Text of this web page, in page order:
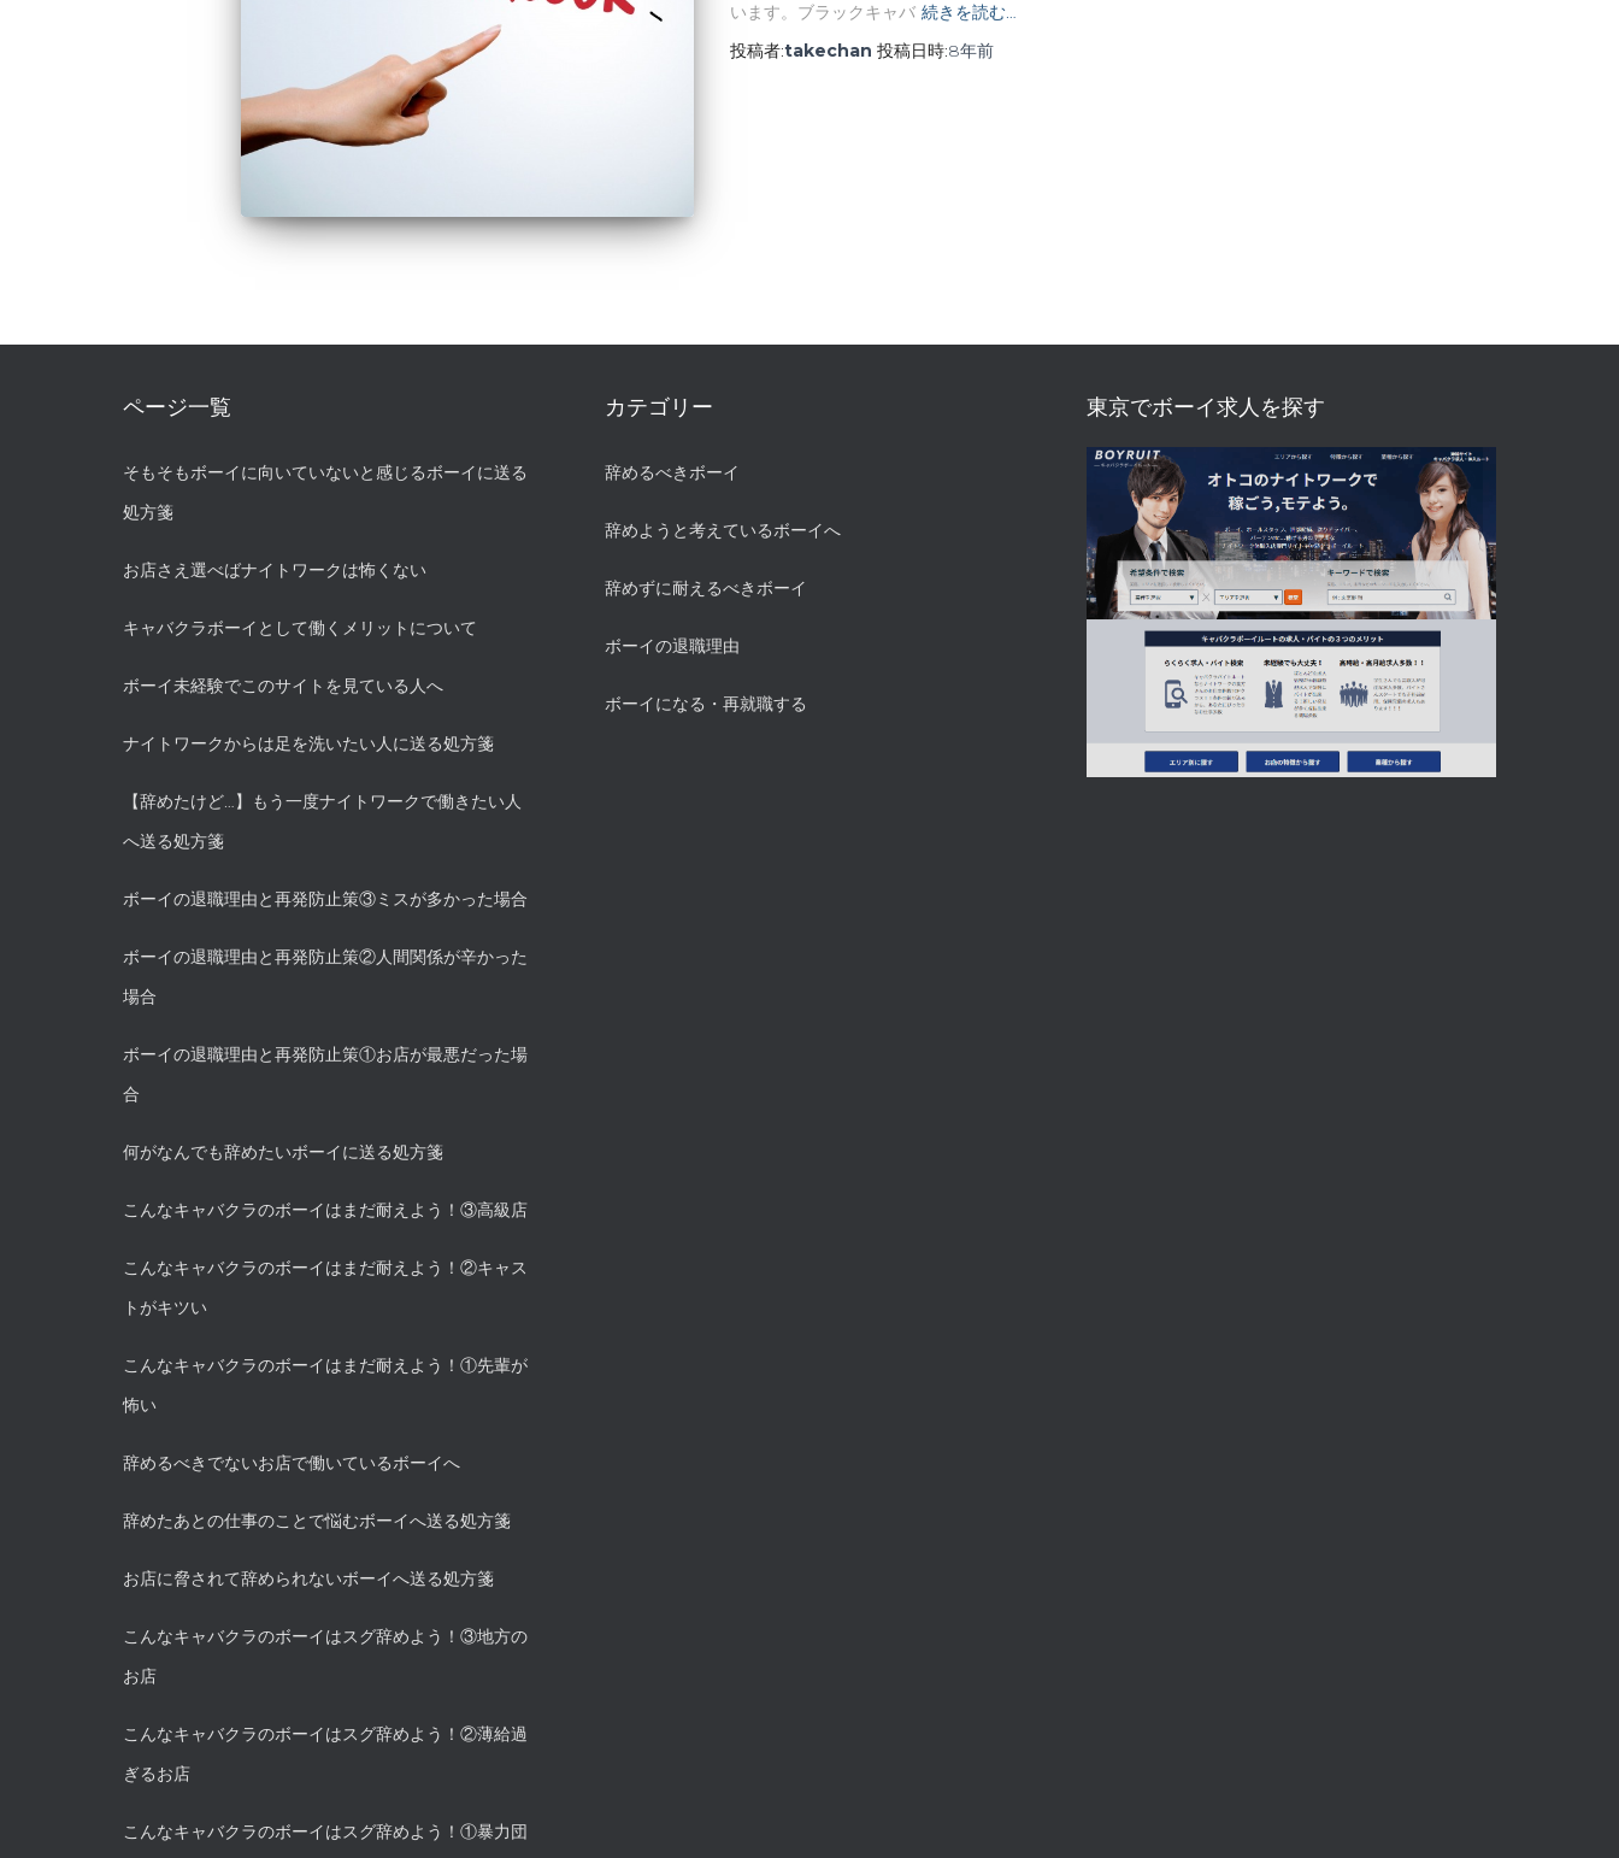
います。ブラックキャバ 続きを読む…
投稿者:takechan 投稿日時:8年前
ページ一覧
そもそもボーイに向いていないと感じるボーイに送る
処方箋
お店さえ選べばナイトワークは怖くない
キャバクラボーイとして働くメリットについて
ボーイ未経験でこのサイトを見ている人へ
ナイトワークからは足を洗いたい人に送る処方箋
【辞めたけど…】もう一度ナイトワークで働きたい人
へ送る処方箋
ボーイの退職理由と再発防止策③ミスが多かった場合
ボーイの退職理由と再発防止策②人間関係が辛かった
場合
ボーイの退職理由と再発防止策①お店が最悪だった場
合
何がなんでも辞めたいボーイに送る処方箋
こんなキャバクラのボーイはまだ耐えよう！③高級店
こんなキャバクラのボーイはまだ耐えよう！②キャス
トがキツい
こんなキャバクラのボーイはまだ耐えよう！①先輩が
怖い
辞めるべきでないお店で働いているボーイへ
辞めたあとの仕事のことで悩むボーイへ送る処方箋
お店に脅されて辞められないボーイへ送る処方箋
こんなキャバクラのボーイはスグ辞めよう！③地方の
お店
こんなキャバクラのボーイはスグ辞めよう！②薄給過
ぎるお店
こんなキャバクラのボーイはスグ辞めよう！①暴力団
カテゴリー
辞めるべきボーイ
辞めようと考えているボーイへ
辞めずに耐えるべきボーイ
ボーイの退職理由
ボーイになる・再就職する
東京でボーイ求人を探す